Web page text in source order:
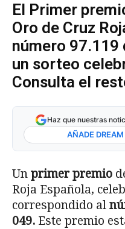
El Primer
Oro de Cruz
número 97.119
un sorteo
Consulta el
Haz que nuestras
AÑADE
Un primer premio
Roja Española,
correspondido al
049. Este premio